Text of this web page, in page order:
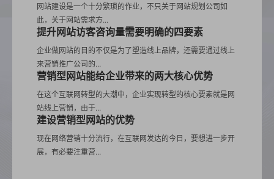
网站建设是一个十分繁琐的作业，不只关于网站规划公司如
此，关于网站需求方...
提升网站访客咨询量需要明确的四要素
企业做网站的目的不仅是为了塑造线上品牌，还需要通过线上
来营销推广公司的...
营销型网站能给企业带来的两大核心优势
在这个互联网转型的大潮中，企业实现转型的核心要素就是网
站线上营销，由于...
建设营销型网站的优势
现在网络营销十分流行，在互联网发达的今日，要想进一步开
展，有必要注重营...